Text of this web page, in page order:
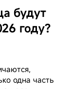
будут
году?
одна часть